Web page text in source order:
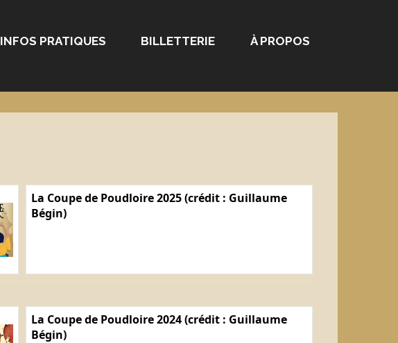
INFOS PRATIQUES BILLETTERIE À PROPOS
La Coupe de Poudloire 2025 (crédit : Guillaume
Bégin)
La Coupe de Poudloire 2024 (crédit : Guillaume
Bégin)